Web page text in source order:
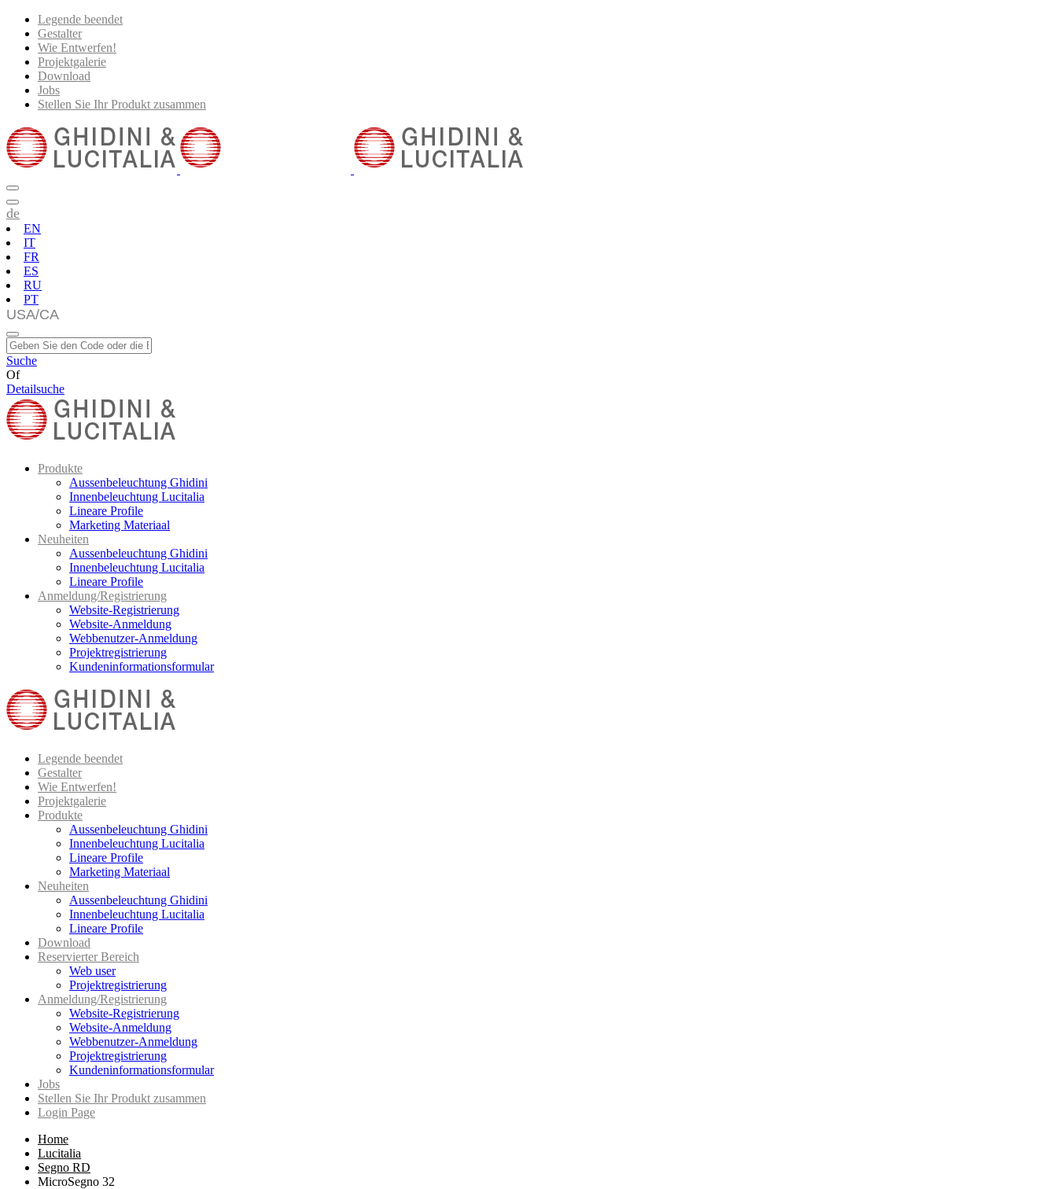
Legende beendet
Gestalter
Wie Entwerfen!
Projektgalerie
Download
Jobs
Stellen Sie Ihr Produkt zusammen
de
EN
IT
FR
ES
RU
PT
Suche
Of
Detailsuche
Produkte
Aussenbeleuchtung Ghidini
Innenbeleuchtung Lucitalia
Lineare Profile
Marketing Materiaal
Neuheiten
Aussenbeleuchtung Ghidini
Innenbeleuchtung Lucitalia
Lineare Profile
Anmeldung/Registrierung
Website-Registrierung
Website-Anmeldung
Webbenutzer-Anmeldung
Projektregistrierung
Kundeninformationsformular
Legende beendet
Gestalter
Wie Entwerfen!
Projektgalerie
Produkte
Aussenbeleuchtung Ghidini
Innenbeleuchtung Lucitalia
Lineare Profile
Marketing Materiaal
Neuheiten
Aussenbeleuchtung Ghidini
Innenbeleuchtung Lucitalia
Lineare Profile
Download
Reservierter Bereich
Web user
Projektregistrierung
Anmeldung/Registrierung
Website-Registrierung
Website-Anmeldung
Webbenutzer-Anmeldung
Projektregistrierung
Kundeninformationsformular
Jobs
Stellen Sie Ihr Produkt zusammen
Login Page
Home
Lucitalia
Segno RD
MicroSegno 32